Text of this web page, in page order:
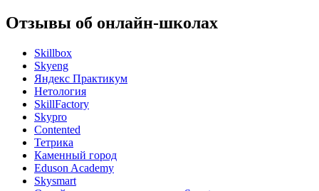
Отзывы об онлайн-школах
Skillbox
Skyeng
Яндекс Практикум
Нетология
SkillFactory
Skypro
Contented
Тетрика
Каменный город
Eduson Academy
Skysmart